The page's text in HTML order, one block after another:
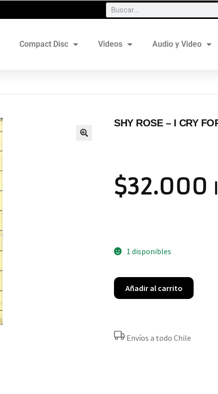
Compact Disc Videos Audio y Video
SHY ROSE – I CRY
$32.000
1 disponibles
Añadir al carrito
Envíos a todo Chile